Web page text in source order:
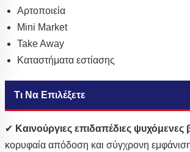
Αρτοποιεία
Mini Market
Take Away
Καταστήματα εστίασης
Τι Να Επιλέξετε
✔ Καινούργιες επιδαπέδιες ψυχόμενες
κορυφαία απόδοση και σύγχρονη